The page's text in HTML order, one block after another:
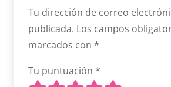
Tu dirección de correo
publicada. Los campos
marcados con *
Tu puntuación *